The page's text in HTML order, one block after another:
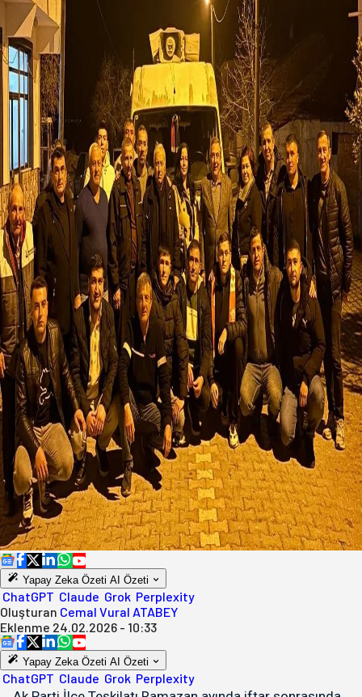
Yapay Zeka Özeti AI Özeti
ChatGPT Claude Grok Perplexity
Oluşturan Cemal Vural ATABEY
Eklenme 24.02.2026 - 10:33
Yapay Zeka Özeti AI Özeti
ChatGPT Claude Grok Perplexity